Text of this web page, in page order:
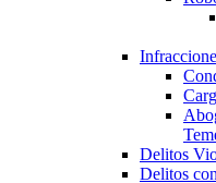
Delitos
Delitos